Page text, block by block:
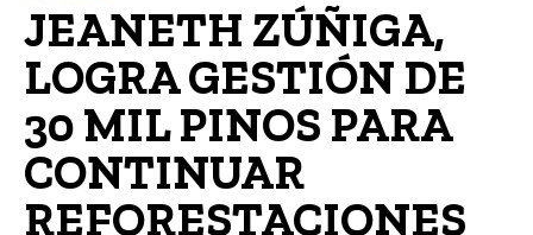
JEANETH ZÚÑIGA,
LOGRA GESTIÓN DE
30 MIL PINOS PARA
CONTINUAR
REFORESTACIONES